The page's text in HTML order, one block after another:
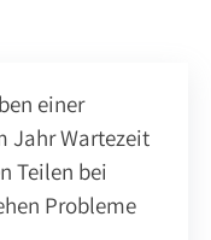
einer
Jahr Wartezeit
Teilen bei
Probleme